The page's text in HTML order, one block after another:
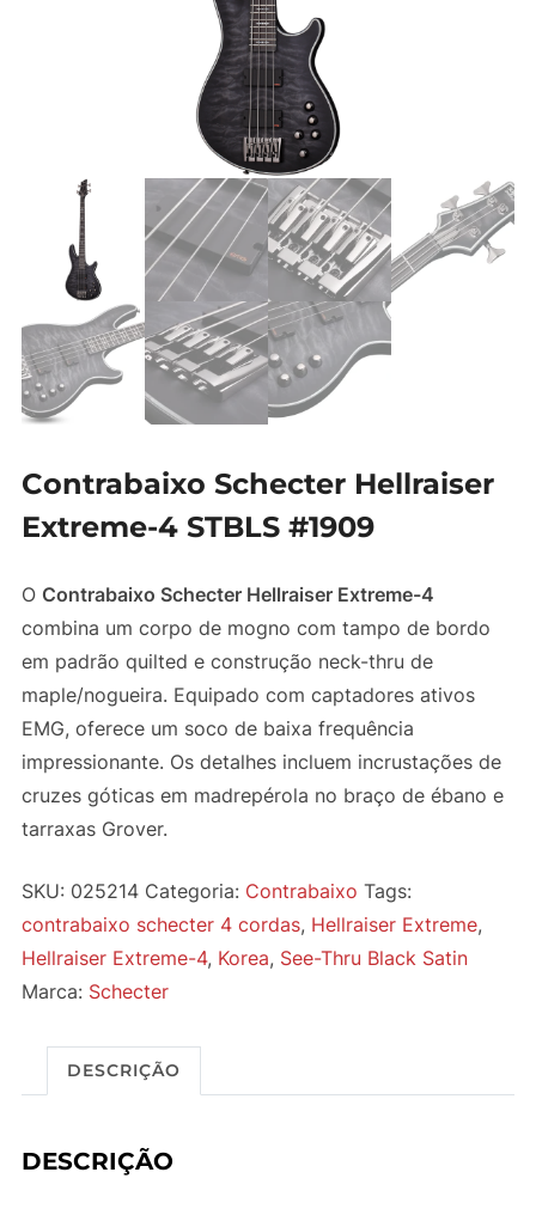
Contrabaixo Schecter Hellraiser
Extreme-4 STBLS #1909
O Contrabaixo Schecter Hellraiser Extreme-4
combina um corpo de mogno com tampo de bordo
em padrão quilted e construção neck-thru de
maple/nogueira. Equipado com captadores ativos
EMG, oferece um soco de baixa frequência
impressionante. Os detalhes incluem incrustações de
cruzes góticas em madrepérola no braço de ébano e
tarraxas Grover.
SKU: 025214 Categoria: Contrabaixo Tags:
contrabaixo schecter 4 cordas, Hellraiser Extreme,
Hellraiser Extreme-4, Korea, See-Thru Black Satin
Marca: Schecter
DESCRIÇÃO
DESCRIÇÃO